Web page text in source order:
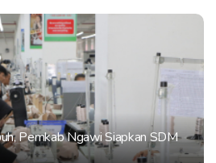
Pemkab Ngawi Siapkan SDM